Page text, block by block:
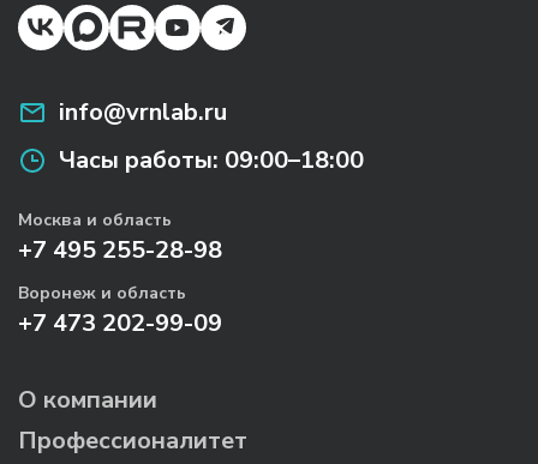
info@vrnlab.ru
Часы работы: 09:00–18:00
Москва и область
+7 495 255-28-98
Воронеж и область
+7 473 202-99-09
О компании
Профессионалитет